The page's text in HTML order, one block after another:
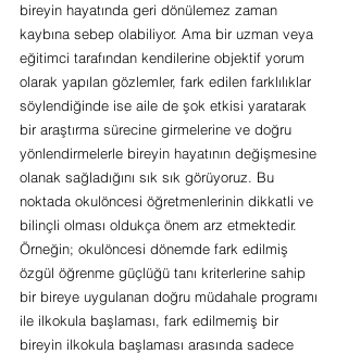
bireyin hayatında geri dönülemez zaman
kaybına sebep olabiliyor. Ama bir uzman veya
eğitimci tarafından kendilerine objektif yorum
olarak yapılan gözlemler, fark edilen farklılıklar
söylendiğinde ise aile de şok etkisi yaratarak
bir araştırma sürecine girmelerine ve doğru
yönlendirmelerle bireyin hayatının değişmesine
olanak sağladığını sık sık görüyoruz. Bu
noktada okulöncesi öğretmenlerinin dikkatli ve
bilinçli olması oldukça önem arz etmektedir.
Örneğin; okulöncesi dönemde fark edilmiş
özgül öğrenme güçlüğü tanı kriterlerine sahip
bir bireye uygulanan doğru müdahale programı
ile ilkokula başlaması, fark edilmemiş bir
bireyin ilkokula başlaması arasında sadece